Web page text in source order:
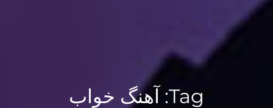
Tag: آهنگ خواب